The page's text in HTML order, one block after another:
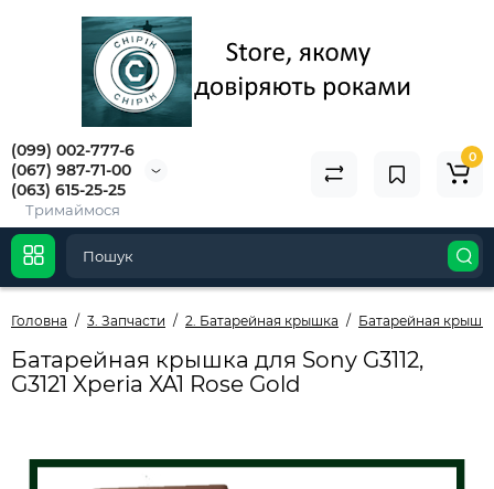
(099) 002-777-6
(067) 987-71-00
(063) 615-25-25
Тримаймося
0
Головна 3. Запчасти 2. Батарейная крышка Батарейная
Батарейная крышка для Sony G3112,
G3121 Xperia XA1 Rose Gold